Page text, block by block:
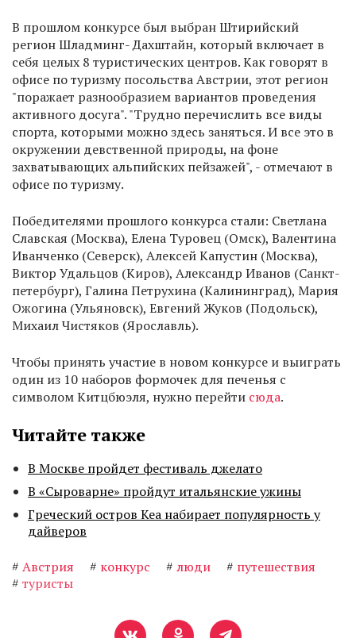
В прошлом конкурсе был выбран Штирийский
регион Шладминг- Дахштайн, который включает в
себя целых 8 туристических центров. Как говорят в
офисе по туризму посольства Австрии, этот регион
"поражает разнообразием вариантов проведения
активного досуга". "Трудно перечислить все виды
спорта, которыми можно здесь заняться. И все это в
окружении девственной природы, на фоне
захватывающих альпийских пейзажей", - отмечают в
офисе по туризму.
Победителями прошлого конкурса стали: Светлана
Славская (Москва), Елена Туровец (Омск), Валентина
Иванченко (Северск), Алексей Капустин (Москва),
Виктор Удальцов (Киров), Александр Иванов (Санкт-
петербург), Галина Петрухина (Калининград), Мария
Ожогина (Ульяновск), Евгений Жуков (Подольск),
Михаил Чистяков (Ярославль).
Чтобы принять участие в новом конкурсе и выиграть
один из 10 наборов формочек для печенья с
символом Китцбюэля, нужно перейти сюда.
Читайте также
В Москве пройдет фестиваль джелато
В «Сыроварне» пройдут итальянские ужины
Греческий остров Кеа набирает популярность у
дайверов
# Австрия # конкурс # люди # путешествия
# туристы